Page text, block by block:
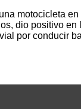
motocicleta
dio positivo
por conducir